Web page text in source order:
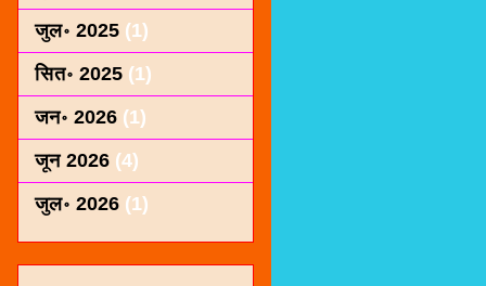
जुल॰ 2025 (1)
सित॰ 2025 (1)
जन॰ 2026 (1)
जून 2026 (4)
जुल॰ 2026 (1)